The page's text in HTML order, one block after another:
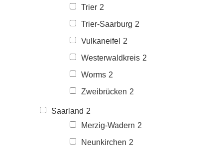
Trier 2
Trier-Saarburg 2
Vulkaneifel 2
Westerwaldkreis 2
Worms 2
Zweibrücken 2
Saarland 2
Merzig-Wadern 2
Neunkirchen 2